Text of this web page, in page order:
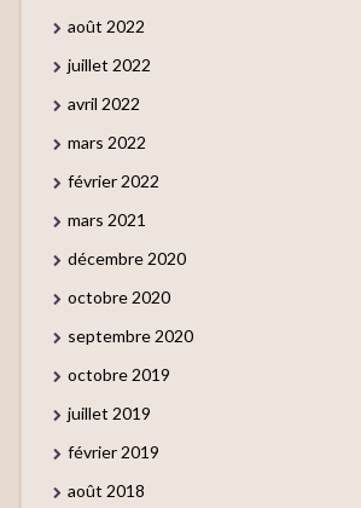
août 2022
juillet 2022
avril 2022
mars 2022
février 2022
mars 2021
décembre 2020
octobre 2020
septembre 2020
octobre 2019
juillet 2019
février 2019
août 2018